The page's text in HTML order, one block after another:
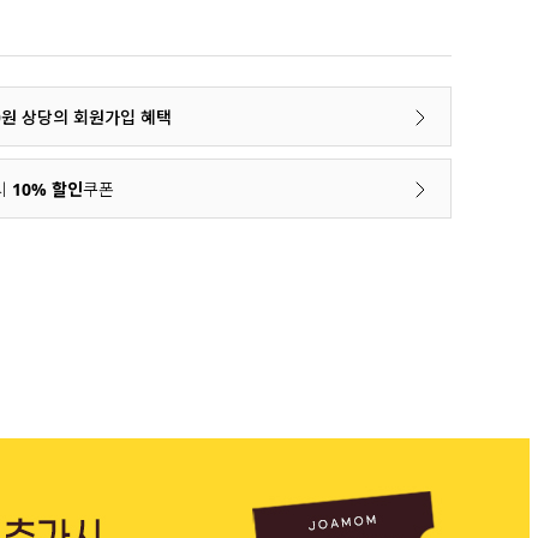
상당의 회원가입 혜택
10% 할인쿠폰